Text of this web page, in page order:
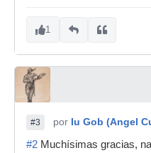
1
#3 por Iu Gob (Angel
#2 Muchísimas gracias,